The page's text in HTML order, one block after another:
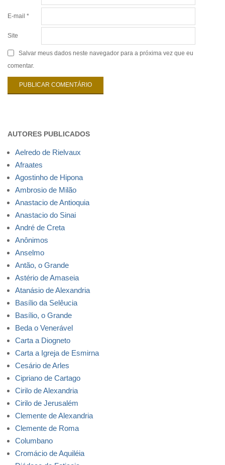
E-mail *
Site
Salvar meus dados neste navegador para a próxima vez que eu
comentar.
AUTORES PUBLICADOS
Aelredo de Rielvaux
Afraates
Agostinho de Hipona
Ambrosio de Milão
Anastacio de Antioquia
Anastacio do Sinai
André de Creta
Anônimos
Anselmo
Antão, o Grande
Astério de Amaseia
Atanásio de Alexandria
Basílio da Selêucia
Basílio, o Grande
Beda o Venerável
Carta a Diogneto
Carta a Igreja de Esmirna
Cesário de Arles
Cipriano de Cartago
Cirilo de Alexandria
Cirilo de Jerusalém
Clemente de Alexandria
Clemente de Roma
Columbano
Cromácio de Aquiléia